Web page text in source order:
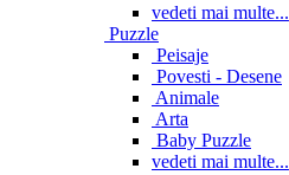
vedeti mai multe...
Puzzle
Peisaje
Povesti - Desene
Animale
Arta
Baby Puzzle
vedeti mai multe...